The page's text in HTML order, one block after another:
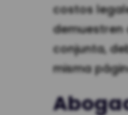
costos
demuestren
conjunta,
misma